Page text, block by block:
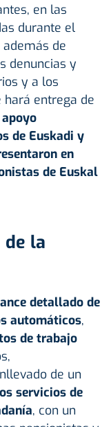
en las
durante el
de
denuncias y
y a los
entrega de
de Euskadi y
en
de Euskal
la
detallado de
automáticos,
de trabajo
de un
servicios de
, con un